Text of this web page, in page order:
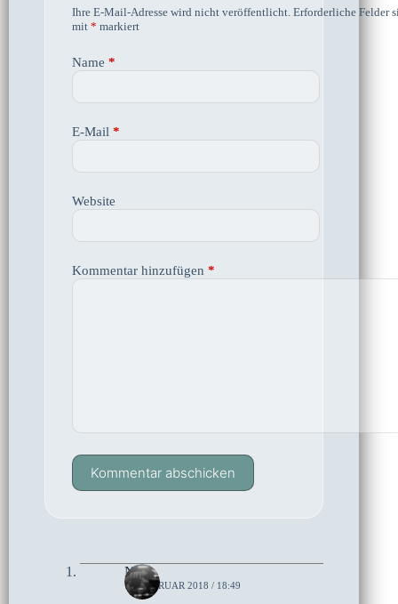
Ihre E-Mail-Adresse wird nicht veröffentlicht. Erforderliche Felder
mit * markiert
Name *
E-Mail *
Website
Kommentar hinzufügen *
Kommentar abschicken
Netty
11. FEBRUAR 2018 / 18:49